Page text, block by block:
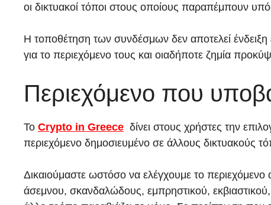
οι δικτυακοί τόποι στους οποίους παραπέμπουν
Η τοποθέτηση των συνδέσμων δεν αποτελεί
για το περιεχόμενο τους και οιαδήποτε ζημία
Περιεχόμενο που
Το Crypto in Greece δίνει στους χρήστες την
περιεχόμενο δημοσιευμένο σε άλλους δικτυακούς
Δικαιούμαστε ωστόσο να ελέγχουμε το
άσεμνου, σκανδαλώδους, εμπρηστικού,